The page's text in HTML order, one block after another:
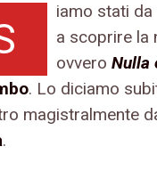
iamo stati da
a scoprire la
ovvero Nulla
. Lo diciamo
magistralmente
.